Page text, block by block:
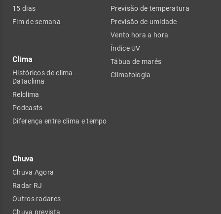
15 dias
Fim de semana
Clima
Históricos de clima -
Dataclima
Relclima
Podcasts
Diferença entre clima e tempo
Chuva
Chuva Agora
Radar RJ
Outros radares
Chuva prevista
Previsão de temperatura
Previsão de umidade
Vento hora a hora
Índice UV
Tábua de marés
Climatologia